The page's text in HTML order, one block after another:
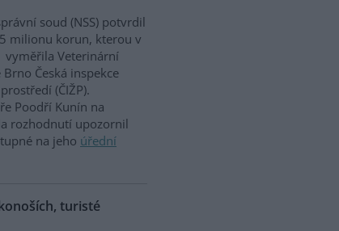
soud (NSS) potvrdil
milionu korun, kterou v
vyměřila Veterinární
Česká inspekce
(ČIŽP).
Poodří Kunín na
rozhodnutí upozornil
na jeho úřední
turisté